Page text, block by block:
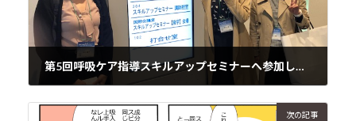
第5回呼吸ケア指導スキルアップセミナーへ参加しました
次の記事